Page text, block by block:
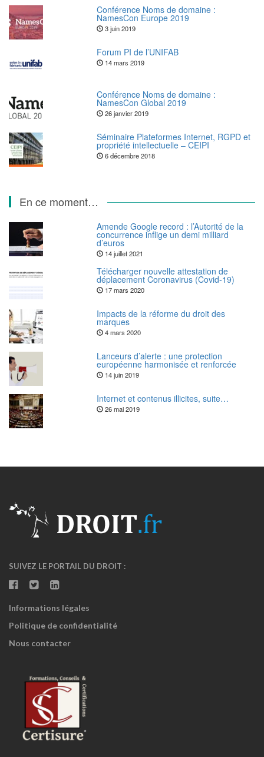
Conférence Noms de domaine :
NamesCon Europe 2019
3 juin 2019
Forum PI de l’UNIFAB
14 mars 2019
Conférence Noms de domaine :
NamesCon Global 2019
26 janvier 2019
Séminaire Plateformes Internet, RGPD et
propriété intellectuelle – CEIPI
6 décembre 2018
En ce moment…
Amende Google record : l’Autorité de la
concurrence inflige un demi milliard
d’euros
14 juillet 2021
Télécharger nouvelle attestation de
déplacement Coronavirus (Covid-19)
17 mars 2020
Impacts de la réforme du droit des
marques
4 mars 2020
Lanceurs d’alerte : une protection
européenne harmonisée et renforcée
14 juin 2019
Internet et contenus illicites, suite…
26 mai 2019
SUIVEZ LE PORTAIL DU DROIT :
Informations légales
Politique de confidentialité
Nous contacter